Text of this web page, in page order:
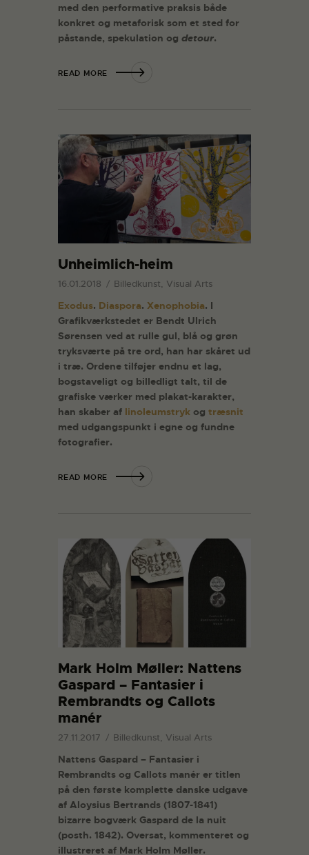
med den performative praksis både
konkret og metaforisk som et sted for
påstande, spekulation og detour.
READ MORE
Unheimlich-heim
16.01.2018 Billedkunst, Visual Arts
Exodus. Diaspora. Xenophobia. I
Grafikværkstedet er Bendt Ulrich
Sørensen ved at rulle gul, blå og grøn
tryksværte på tre ord, han har skåret ud
i træ. Ordene tilføjer endnu et lag,
bogstaveligt og billedligt talt, til de
grafiske værker med plakat-karakter,
han skaber af linoleumstryk og træsnit
med udgangspunkt i egne og fundne
fotografier.
READ MORE
Mark Holm Møller: Nattens
Gaspard – Fantasier i
Rembrandts og Callots
manér
27.11.2017 Billedkunst, Visual Arts
Nattens Gaspard – Fantasier i
Rembrandts og Callots manér er titlen
på den første komplette danske udgave
af Aloysius Bertrands (1807-1841)
bizarre bogværk Gaspard de la nuit
(posth. 1842). Oversat, kommenteret og
illustreret af Mark Holm Møller.